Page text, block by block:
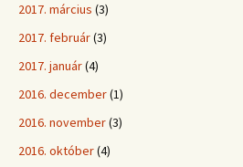
2017. március (3)
2017. február(3)
2017. január(4)
2016. december(1)
2016. november(3)
2016. október(4)